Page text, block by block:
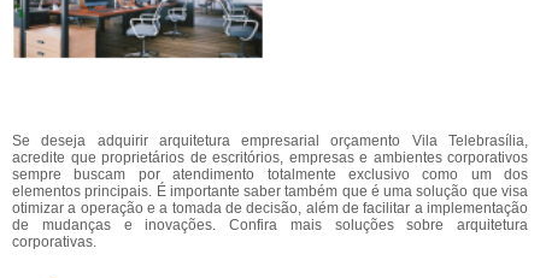
Se deseja adquirir arquitetura empresarial orçamento Vila Telebrasília,
acredite que proprietários de escritórios, empresas e ambientes corporativos
sempre buscam por atendimento totalmente exclusivo como um dos
elementos principais. É importante saber também que é uma solução que visa
otimizar a operação e a tomada de decisão, além de facilitar a implementação
de mudanças e inovações. Confira mais soluções sobre arquitetura
corporativas.